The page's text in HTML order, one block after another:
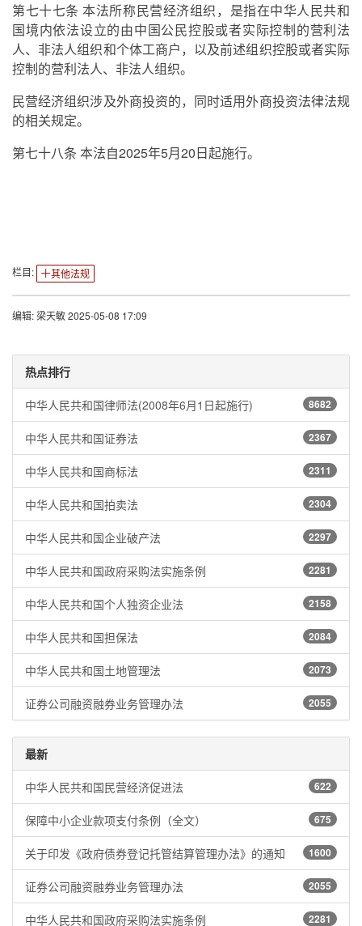
第七十七条 本法所称民营经济组织，是指在中华人民共和
国境内依法设立的由中国公民控股或者实际控制的营利法
人、非法人组织和个体工商户，以及前述组织控股或者实际
控制的营利法人、非法人组织。
民营经济组织涉及外商投资的，同时适用外商投资法律法规
的相关规定。
第七十八条 本法自2025年5月20日起施行。
栏目: 其他法规
编辑: 梁天敏 2025-05-08 17:09
热点排行
8682
中华人民共和国律师法(2008年6月1日起施行)
2367
中华人民共和国证券法
2311
中华人民共和国商标法
2304
中华人民共和国拍卖法
2297
中华人民共和国企业破产法
2281
中华人民共和国政府采购法实施条例
2158
中华人民共和国个人独资企业法
2084
中华人民共和国担保法
2073
中华人民共和国土地管理法
2055
证券公司融资融券业务管理办法
最新
622
中华人民共和国民营经济促进法
675
保障中小企业款项支付条例（全文）
1600
关于印发《政府债券登记托管结算管理办法》的通知
2055
证券公司融资融券业务管理办法
2281
中华人民共和国政府采购法实施条例